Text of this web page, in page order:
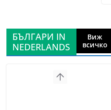
БЪЛГАРИ IN
NEDERLANDS
Виж
всичко